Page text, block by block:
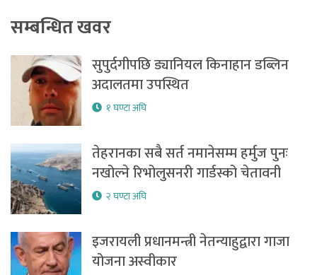
सम्बन्धित खवर
सुपुर्दगीपछि ड्यानियल किनाहान डब्लिन
अदालतमा उपस्थित
१ घण्टा अघि
तेहरानका सबै सर्त नमानेसम्म हर्मुज पुनः
नखोल्ने रिभोलुसनरी गार्डस्को चेतावनी
२ घण्टा अघि
इजरायली प्रधानमन्त्री नेतन्याहुद्वारा गाजा
योजना अस्वीकार